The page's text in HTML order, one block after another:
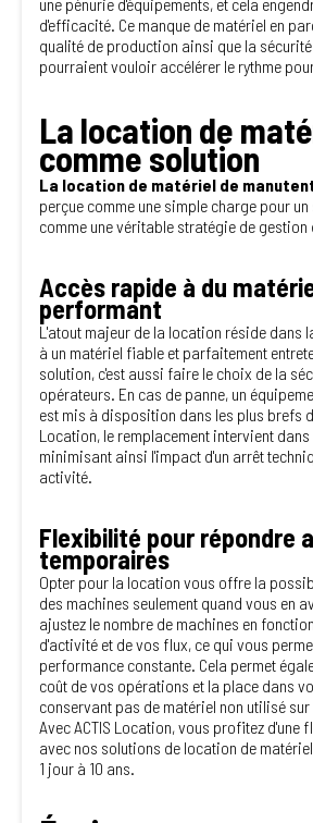
d'efficacité. Ce manque de matériel en
qualité de production ainsi que la
pourraient vouloir accélérer le rythme
La location de
comme solution
La location de matériel de
perçue comme une simple charge pour
comme une véritable stratégie de gestion
Accès rapide à du
performant
L'atout majeur de la location réside dans
à un matériel fiable et parfaitement
solution, c'est aussi faire le choix de la
opérateurs. En cas de panne, un
est mis à disposition dans les plus brefs
Location, le remplacement intervient
minimisant ainsi l'impact d'un arrêt
activité.
Flexibilité pour répondre
temporaires
Opter pour la location vous offre la
des machines seulement quand vous en
ajustez le nombre de machines en
d'activité et de vos flux, ce qui vous
performance constante. Cela permet
coût de vos opérations et la place dans
conservant pas de matériel non utilisé
Avec ACTIS Location, vous profitez d'une
avec nos solutions de location de
1 jour à 10 ans.